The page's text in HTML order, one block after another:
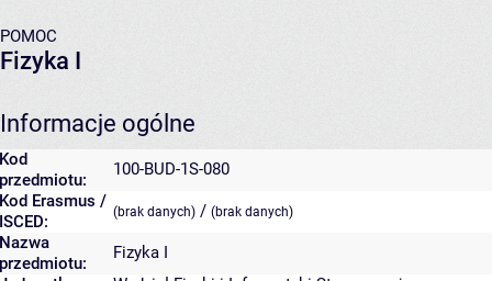
POMOC
Fizyka I
Informacje ogólne
Kod
przedmiotu:
100-BUD-1S-080
Kod Erasmus /
ISCED:
(brak danych) / (brak danych)
Nazwa
przedmiotu:
Fizyka I